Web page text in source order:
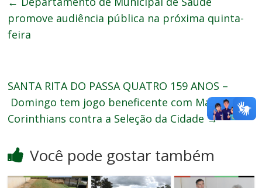
promove audiência pública na próxima quinta-
feira
SANTA RITA DO PASSA QUATRO 159 ANOS –
Domingo tem jogo beneficente com Masters do
Corinthians contra a Seleção da Cidade→
Você pode gostar também